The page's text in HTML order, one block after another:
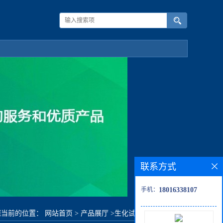
前的位置： 网站首页 > 产品展厅 >生化试剂 3-甲基苄醇
联系方式
手机： 18016338107